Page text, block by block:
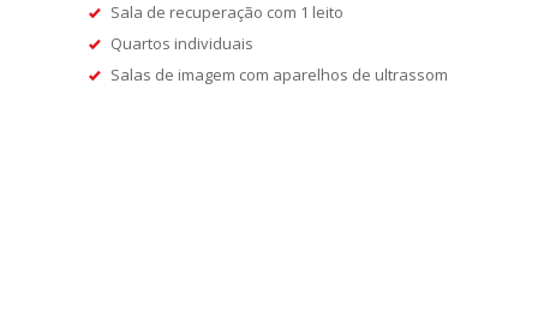
Sala de recuperação com 1 leito
Quartos individuais
Salas de imagem com aparelhos de ultrassom